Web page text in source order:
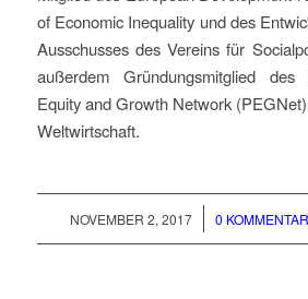
of Economic Inequality und des
Ausschusses des Vereins für
außerdem Gründungsmitglied des
Equity and Growth Network
Weltwirtschaft.
NOVEMBER 2, 2017
/ 0 /